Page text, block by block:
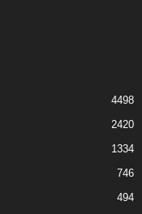
4498
2420
1334
746
494